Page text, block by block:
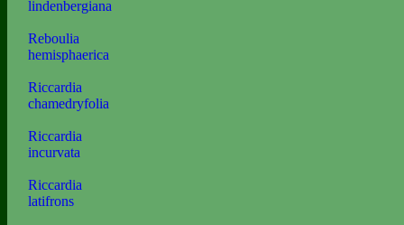
lindenbergiana
Reboulia
hemisphaerica
Riccardia
chamedryfolia
Riccardia
incurvata
Riccardia
latifrons